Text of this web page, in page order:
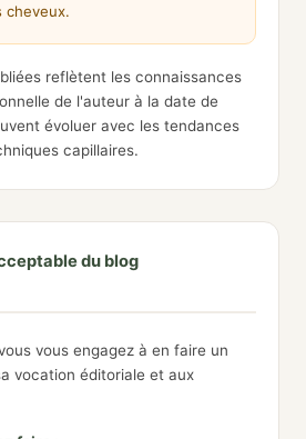
cheveux.
reflètent les connaissances
de l'auteur à la date de
évoluer avec les tendances
capillaires.
du blog
vous engagez à en faire un
vocation éditoriale et aux